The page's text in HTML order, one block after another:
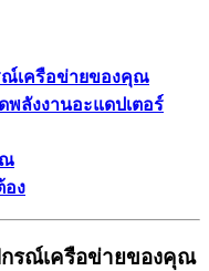
ณ์เครือข่ายของคุณ
พลังงานอะแดปเตอร์
ณ
อง
รณ์เครือข่ายของคุณ